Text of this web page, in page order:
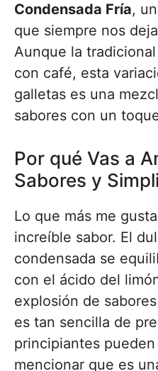
Condensada Fría,
que siempre nos
Aunque la
con café, esta
galletas es una
sabores con un
Por qué Vas a
Sabores y
Lo que más me
increíble sabor. El
condensada se
con el ácido del
explosión de
es tan sencilla de
principiantes
mencionar que es